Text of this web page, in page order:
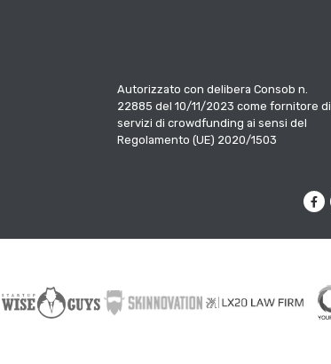
Autorizzato con delibera Consob n.
22885 del 10/11/2023 come fornitore di
servizi di crowdfunding ai sensi del
Regolamento (UE) 2020/1503